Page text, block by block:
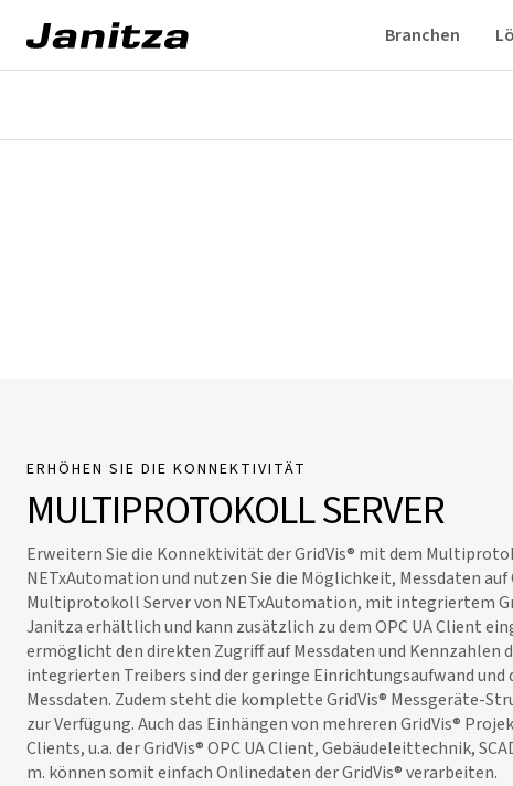
Branchen
ERHÖHEN SIE DIE KONNEKTIVITÄT
MULTIPROTOKOLL SERVER
Erweitern Sie die Konnektivität derGridVis® mit dem
NETxAutomation und nutzen Sie die Möglichkeit, Messdaten auf
Multiprotokoll Server von NETxAutomation, mit integriertem
Janitza erhältlich und kann zusätzlich zu dem OPC UA Client
ermöglicht den direkten Zugriff auf Messdaten und Kennzahlen
integrierten Treibers sind der geringe Einrichtungs­aufwand
Messdaten. Zudem steht die kompletteGridVis® Messgeräte-
zur Verfügung. Auch das Einhängen von mehrerenGridVis®
Clients, u.a. derGridVis® OPC UA Client, Gebäudeleittechnik,
m. können somit einfach Onlinedaten derGridVis® verarbeiten.